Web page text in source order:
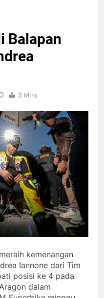
Balapan
3 Mins
kemenangan
Iannone dari Tim
posisi ke 4 pada
dalam